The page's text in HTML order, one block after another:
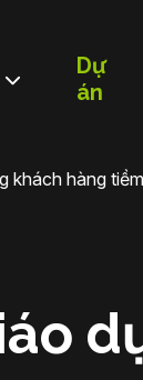
Dự
án
khách hàng